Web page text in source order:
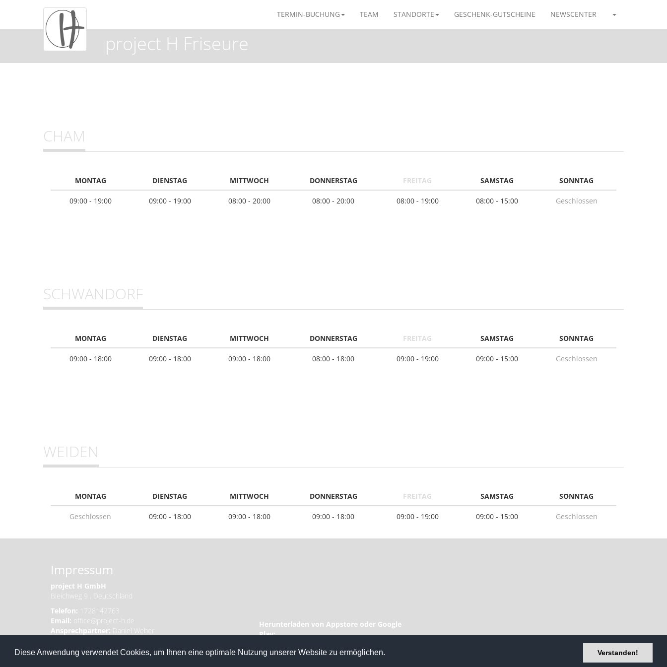
Diese Anwendung verwendet Cookies, um Ihnen eine optimale Nutzung unserer Website zu ermöglichen. Verstanden!
TERMIN-BUCHUNG TEAM STANDORTE GESCHENK-GUTSCHEINE NEWSCENTER
project H Friseure
CHAM
MONTAG DIENSTAG MITTWOCH DONNERSTAG FREITAG SAMSTAG SONNTAG
09:00 - 19:00 09:00 - 19:00 08:00 - 20:00 08:00 - 20:00 08:00 - 19:00 08:00 - 15:00 Geschlossen
SCHWANDORF
MONTAG DIENSTAG MITTWOCH DONNERSTAG FREITAG SAMSTAG SONNTAG
09:00 - 18:00 09:00 - 18:00 09:00 - 18:00 08:00 - 18:00 09:00 - 19:00 09:00 - 15:00 Geschlossen
WEIDEN
MONTAG DIENSTAG MITTWOCH DONNERSTAG FREITAG SAMSTAG SONNTAG
Geschlossen 09:00 - 18:00 09:00 - 18:00 09:00 - 18:00 09:00 - 19:00 09:00 - 15:00 Geschlossen
Impressum
project H GmbH
Bleichweg 9 , Deutschland
Telefon: 1728142763
Email: office@project-h.de
Ansprechpartner: Daniel Weber
Registrierungsdetails:HRB11151
Herunterladen von Appstore oder Google
Play:
Datenschutzerklärung